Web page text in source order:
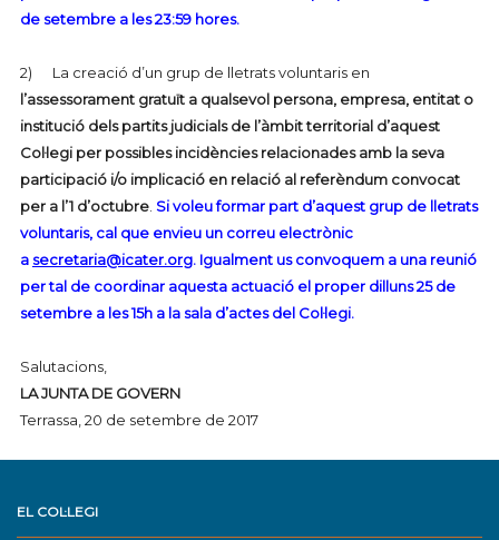
de setembre a les 23:59 hores.
2) La creació d’un grup de lletrats voluntaris en
l’assessorament gratuït a qualsevol persona, empresa, entitat o
institució dels partits judicials de l’àmbit territorial d’aquest
Col·legi per possibles incidències relacionades amb la seva
participació i/o implicació en relació al referèndum convocat
per a l’1 d’octubre. Si voleu formar part d’aquest grup de lletrats
voluntaris, cal que envieu un correu electrònic
a secretaria@icater.org. Igualment us convoquem a una reunió
per tal de coordinar aquesta actuació el proper dilluns 25 de
setembre a les 15h a la sala d’actes del Col·legi.
Salutacions,
LA JUNTA DE GOVERN
Terrassa, 20 de setembre de 2017
EL COL·LEGI